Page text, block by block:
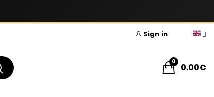
Sign in
0.00€
0